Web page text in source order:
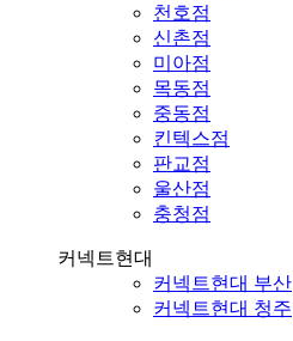
천호점
신촌점
미아점
목동점
중동점
킨텍스점
판교점
울산점
충청점
커넥트현대
커넥트현대 부산
커넥트현대 청주